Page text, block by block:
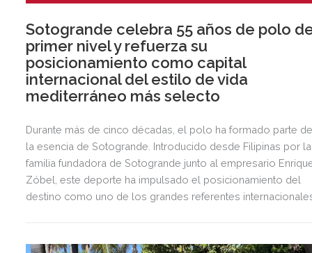
Sotogrande celebra 55 años de polo
primer nivel y refuerza su
posicionamiento como capital
internacional del estilo de vida
mediterráneo más selecto
Durante más de cinco décadas, el polo ha formado parte
la esencia de Sotogrande. Introducido desde Filipinas por la
familia fundadora de Sotogrande junto al empresario
Zóbel, este deporte ha impulsado el posicionamiento del
destino como uno de los grandes referentes
exclusiva agenda social.